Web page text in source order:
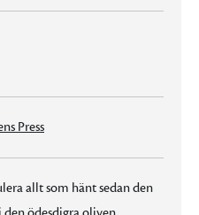
Press
allt som hänt sedan den